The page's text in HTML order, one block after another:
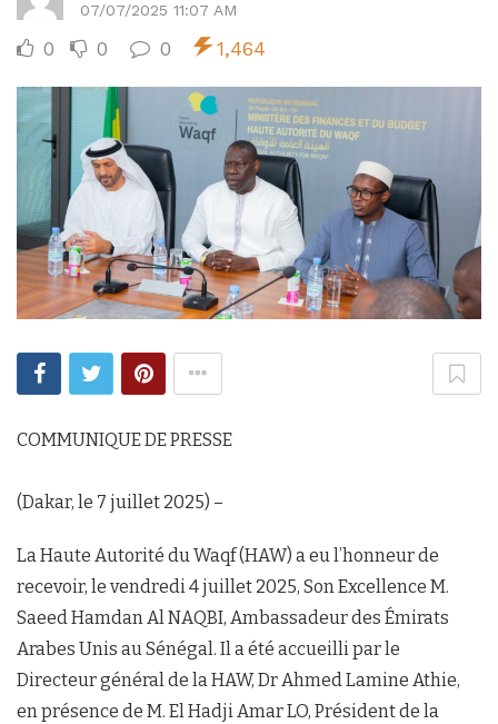
07/07/2025 11:07 AM
0 0 0 1,464
COMMUNIQUE DE PRESSE
(Dakar, le 7 juillet 2025) –
La Haute Autorité du Waqf (HAW) a eu l’honneur de
recevoir, le vendredi 4 juillet 2025, Son Excellence M.
Saeed Hamdan Al NAQBI, Ambassadeur des Émirats
Arabes Unis au Sénégal. Il a été accueilli par le
Directeur général de la HAW, Dr Ahmed Lamine Athie,
en présence de M. El Hadji Amar LO, Président de la